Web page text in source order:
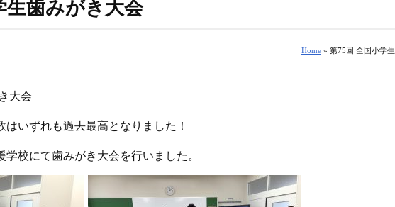
生歯みがき大会
Home » 第75回 全国小学
大会
いずれも過去最高となりました！
校にて歯みがき大会を行いました。